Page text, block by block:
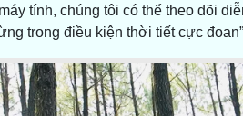
tính, chúng tôi có thể theo dõi
trong điều kiện thời tiết cực